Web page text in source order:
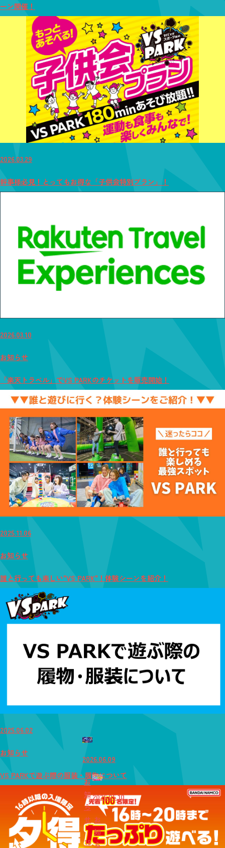
2026.06.09
お
知
ら
せ
18
2026.05.10
お
知
ら
ーン開催！
2026.03.29
幹事様必見！とってもお得な「子供会特別プラン」！
2026.03.10
お知らせ
「楽天トラベル」でVS PARKのチケットを販売開始！
2025.11.06
お知らせ
誰と行っても楽しい"VS PARK"！体験シーンを紹介！
2025.06.02
お知らせ
VS PARKで遊ぶ際の服装・履物について